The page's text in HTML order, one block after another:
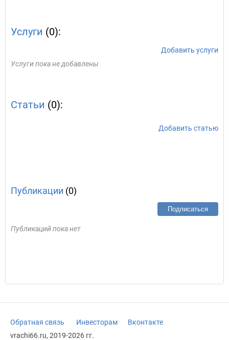
Услуги (0):
Добавить услуги
Услуги пока не добавлены
Статьи (0):
Добавить статью
Публикации (0)
Подписаться
Публикаций пока нет
Обратная связь Инвесторам
Вконтакте
vrachi66.ru, 2019-2026 гг.